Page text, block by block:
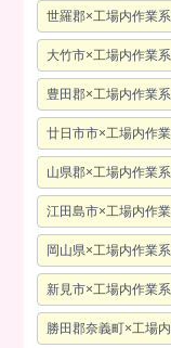
世羅郡×工場内作業
大竹市×工場内作業
豊田郡×工場内作業
廿日市市×工場内作
山県郡×工場内作業
江田島市×工場内作
岡山県×工場内作業
新見市×工場内作業
勝田郡奈義町×工場